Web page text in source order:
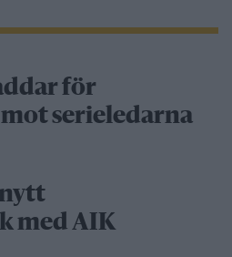
för
serieledarna
nytt
med AIK